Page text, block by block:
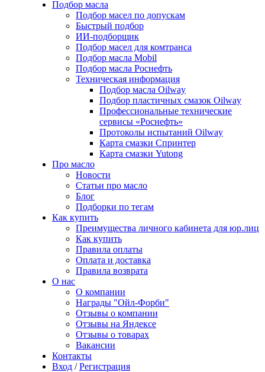
Подбор масла
Подбор масел по допускам
Быстрый подбор
ИИ-подборщик
Подбор масел для комтранса
Подбор масла Mobil
Подбор масла Роснефть
Техническая информация
Подбор масла Oilway
Подбор пластичных смазок Oilway
Профессиональные технические
сервисы «Роснефть»
Протоколы испытаний Oilway
Карта смазки Спринтер
Карта смазки Yutong
Про масло
Новости
Статьи про масло
Блог
Подборки по тегам
Как купить
Преимущества личного кабинета для юр.лиц
Как купить
Правила оплаты
Оплата и доставка
Правила возврата
О нас
О компании
Награды "Ойл-Форби"
Отзывы о компании
Отзывы на Яндексе
Отзывы о товарах
Вакансии
Контакты
Вход / Регистрация